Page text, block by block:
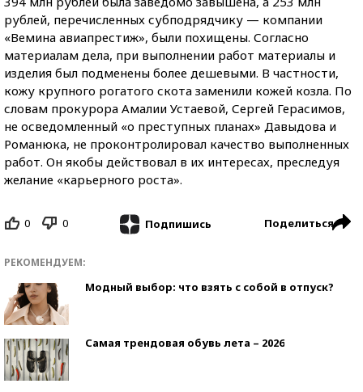
рублей, перечисленных субподрядчику — компании
«Вемина авиапрестиж», были похищены. Согласно
материалам дела, при выполнении работ материалы и
изделия был подменены более дешевыми. В частности,
кожу крупного рогатого скота заменили кожей козла. По
словам прокурора Амалии Устаевой, Сергей Герасимов,
не осведомленный «о преступных планах» Давыдова и
Романюка, не проконтролировал качество выполненных
работ. Он якобы действовал в их интересах, преследуя
желание «карьерного роста».
0 0 Подпишись Поделиться
РЕКОМЕНДУЕМ:
Модный выбор: что взять с собой в отпуск?
Самая трендовая обувь лета – 2026